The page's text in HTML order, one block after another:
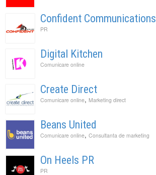
Confident Communications
PR
Digital Kitchen
Comunicare online
Create Direct
Comunicare online, Marketing direct
Beans United
Comunicare online, Consultanta de marketing
On Heels PR
PR